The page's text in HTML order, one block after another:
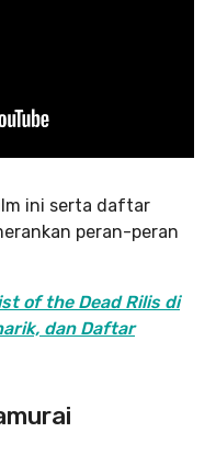
ini serta daftar
peran-peran
of the Dead Rilis di
dan Daftar